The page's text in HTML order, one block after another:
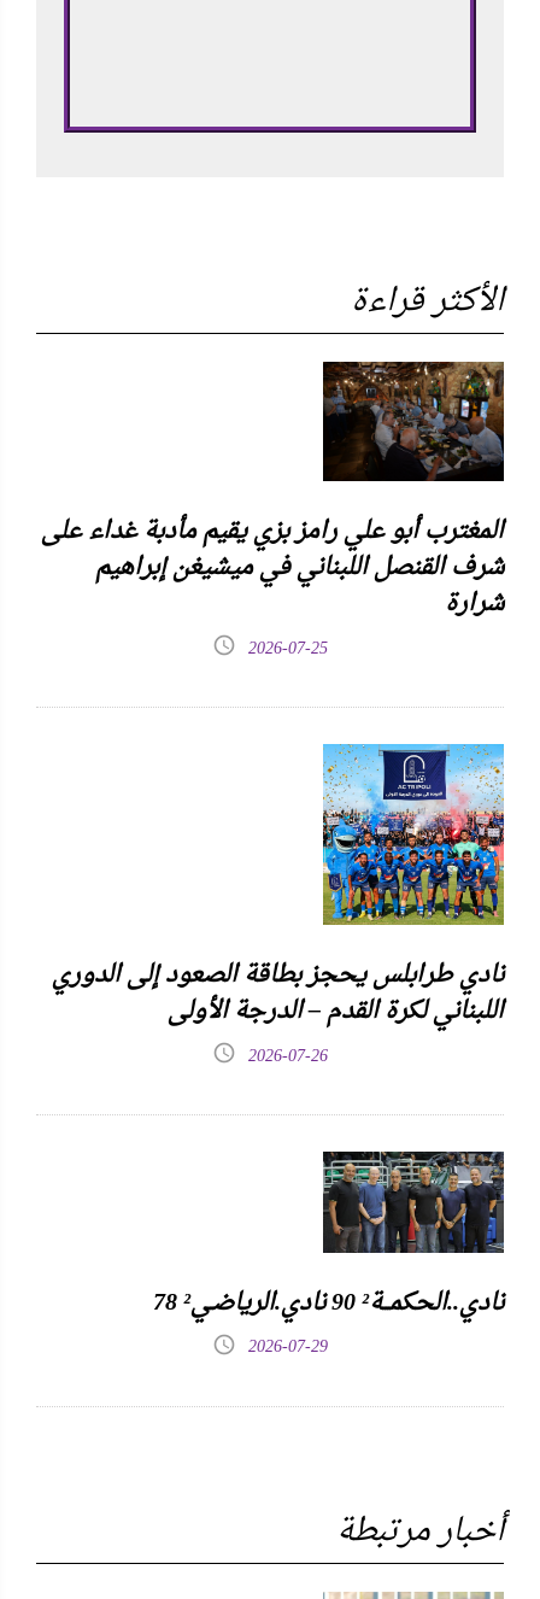
الأكثر قراءة
المغترب أبو علي رامز بزي يقيم مأدبة غداء على
شرف القنصل اللبناني في ميشيغن إبراهيم
شرارة
2026-07-25
نادي طرابلس يحجز بطاقة الصعود إلى الدوري
اللبناني لكرة القدم – الدرجة الأولى
2026-07-26
نادي..الحكمـــة² 90 نادي.الرياضـي² 78
2026-07-29
أخبار مرتبطة